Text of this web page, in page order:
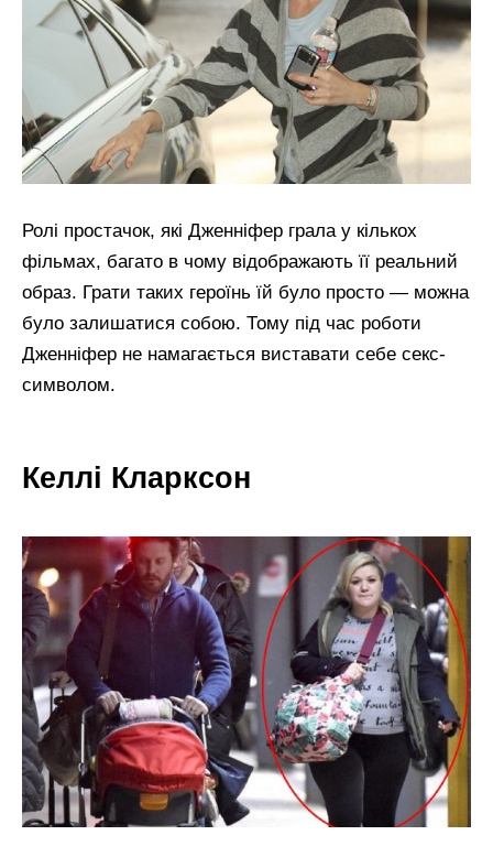
Ролі простачок, які Дженніфер грала у кількох
фільмах, багато в чому відображають її реальний
образ. Грати таких героїнь їй було просто — можна
було залишатися собою. Тому під час роботи
Дженніфер не намагається виставати себе секс-
символом.
Келлі Кларксон